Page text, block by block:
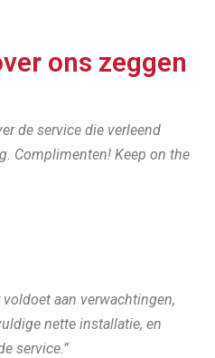
ons zeggen
de service die verleend
Complimenten! Keep on the
aan verwachtingen,
nette installatie, en
service.”